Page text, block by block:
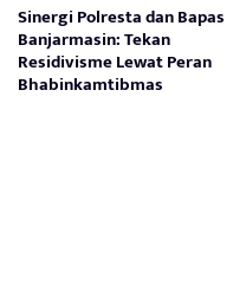
Sinergi Polresta dan Bapas
Banjarmasin: Tekan
Residivisme Lewat Peran
Bhabinkamtibmas